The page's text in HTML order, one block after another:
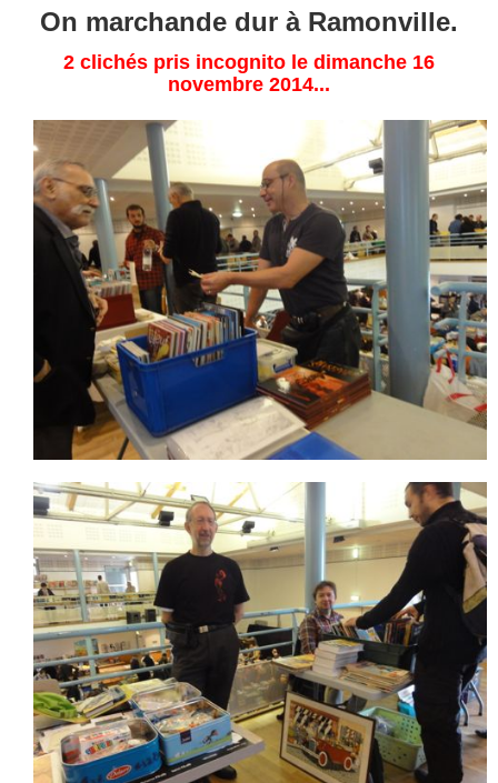
On marchande dur à Ramonville.
2 clichés pris incognito le dimanche 16
novembre 2014...